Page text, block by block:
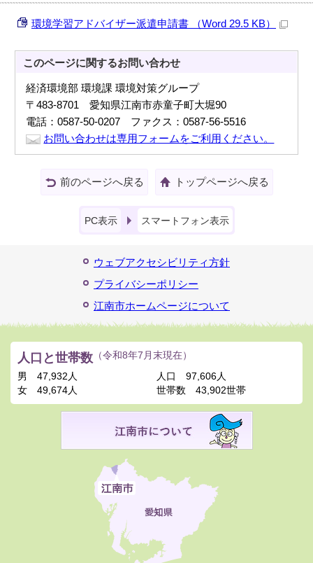
環境学習アドバイザー派遣申請書 （Word 29.5 KB）
このページに関するお問い合わせ
経済環境部 環境課 環境対策グループ
〒483-8701 愛知県江南市赤童子町大堀90
電話：0587-50-0207 ファクス：0587-56-5516
お問い合わせは専用フォームをご利用ください。
前のページへ戻る トップページへ戻る
PC表示 スマートフォン表示
ウェブアクセシビリティ方針
プライバシーポリシー
江南市ホームページについて
人口と世帯数 （令和8年7月末現在）
男
47,932人
女
49,674人
人口
97,606人
世帯数
43,902世帯